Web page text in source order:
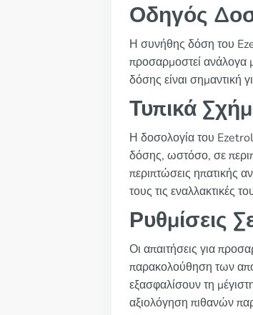
Οδηγός
Η συνήθης δόση του
προσαρμοστεί ανάλογα
δόσης είναι σημαντική
Τυπικά
Η δοσολογία του Ezetrol
δόσης, ωστόσο, σε
περιπτώσεις ηπατικής
τους τις εναλλακτικές
Ρυθμίσεις
Οι απαιτήσεις για
παρακολούθηση των
εξασφαλίσουν τη
αξιολόγηση πιθανών